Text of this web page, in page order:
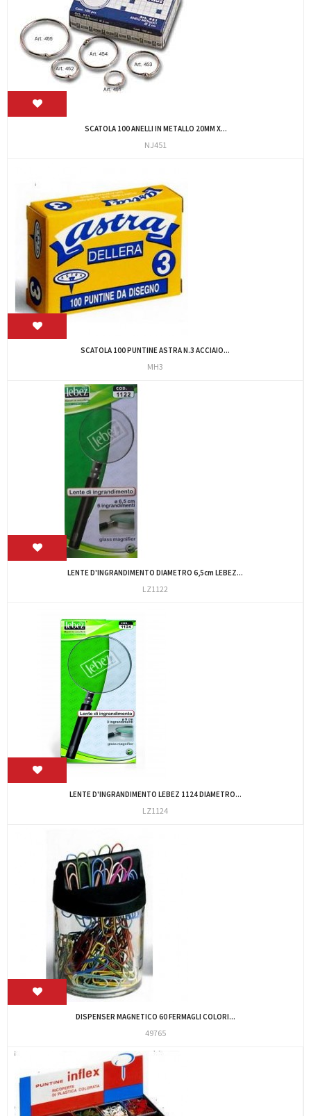
SCATOLA 100 ANELLI IN METALLO 20MM X...
NJ451
SCATOLA 100 PUNTINE ASTRA N.3 ACCIAIO...
MH3
LENTE D'INGRANDIMENTO DIAMETRO 6,5cm LEBEZ...
LZ1122
LENTE D'INGRANDIMENTO LEBEZ 1124 DIAMETRO...
LZ1124
DISPENSER MAGNETICO 60 FERMAGLI COLORI...
49765